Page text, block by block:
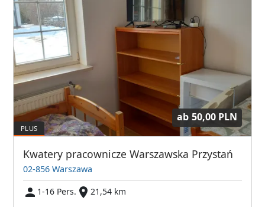
ab 50,00 PLN
Kwatery pracownicze Warszawska Przystań
02-856 Warszawa
1-16 Pers.
21,54 km